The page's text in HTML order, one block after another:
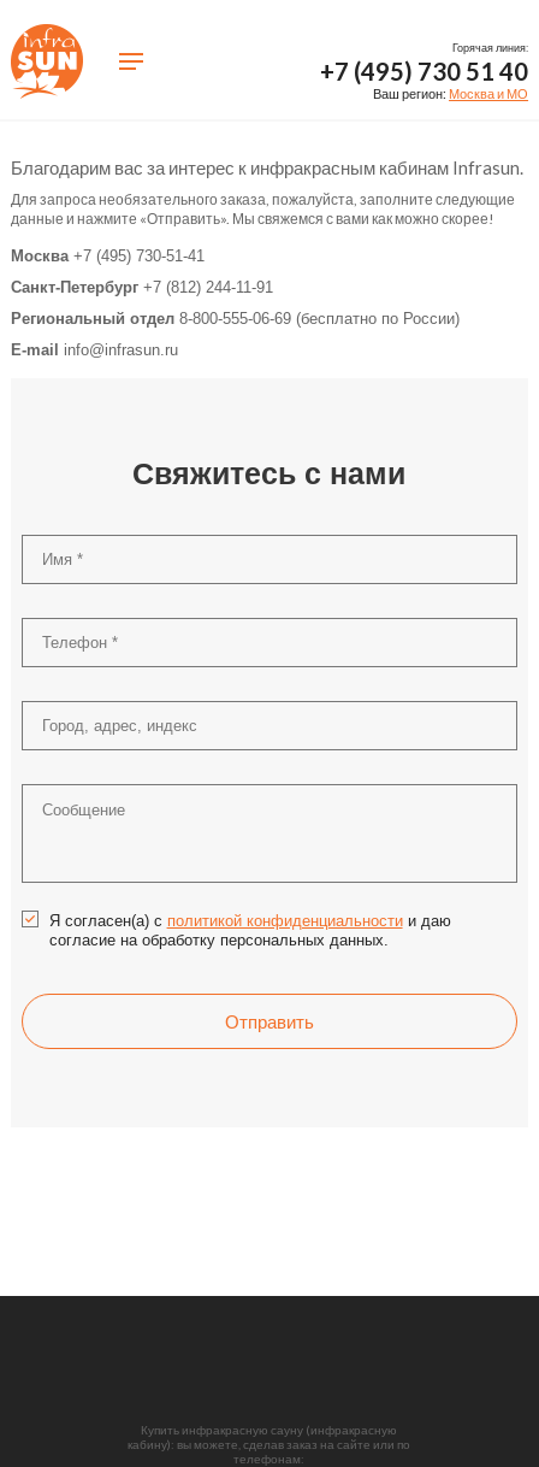
Горячая линия:
+7 (495) 730 51 40
Ваш регион: Москва и МО
Благодарим вас за интерес к инфракрасным кабинам Infrasun.
Для запроса необязательного заказа, пожалуйста, заполните следующие
данные и нажмите «Отправить». Мы свяжемся с вами как можно скорее!
Москва+7 (495) 730-51-41
Санкт-Петербург+7 (812) 244-11-91
Региональный отдел8-800-555-06-69 (бесплатно по России)
E-mail
info@infrasun.ru
Свяжитесь с нами
Я согласен(а) с политикой конфиденциальностии даю
согласие на обработку персональных данных.
Купить инфракрасную сауну (инфракрасную
кабину): вы можете, сделав заказ на сайте или по
телефонам: